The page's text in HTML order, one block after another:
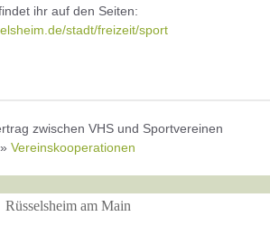
ihr auf den Seiten:
stadt/freizeit/sport
zwischen VHS und Sportvereinen
» Vereinskooperationen
Rüsselsheim am Main